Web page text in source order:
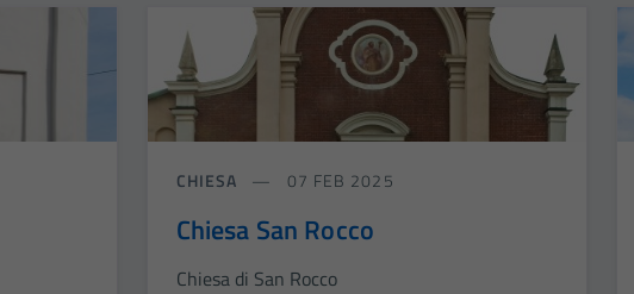
CHIESA 07 FEB 2025
Chiesa San Rocco
Chiesa di San Rocco